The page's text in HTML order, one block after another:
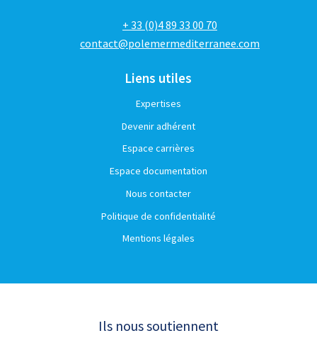
+ 33 (0)4 89 33 00 70
contact@polemermediterranee.com
Liens utiles
Expertises
Devenir adhérent
Espace carrières
Espace documentation
Nous contacter
Politique de confidentialité
Mentions légales
Ils nous soutiennent